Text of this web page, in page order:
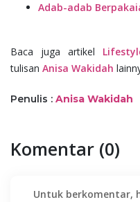
Adab-adab
Baca juga artikel
tulisan Anisa Wakidah
Penulis : Anisa Wakidah
Komentar (0)
Untuk berkomentar,